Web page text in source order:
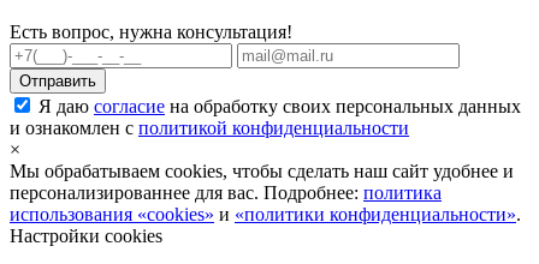
Есть вопрос, нужна консультация!
Я даю согласие на обработку своих персональных данных
и ознакомлен с политикой конфиденциальности
×
Мы обрабатываем cookies, чтобы сделать наш сайт удобнее и
персонализированнее для вас. Подробнее: политика
использования «cookies» и «политики конфиденциальности».
Настройки cookies